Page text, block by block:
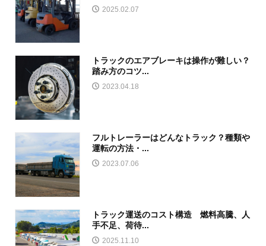
2025.02.07
トラックのエアブレーキは操作が難しい？
踏み方のコツ...
2023.04.18
フルトレーラーはどんなトラック？種類や
運転の方法・...
2023.07.06
トラック運送のコスト構造 燃料高騰、人
手不足、荷待...
2025.11.10